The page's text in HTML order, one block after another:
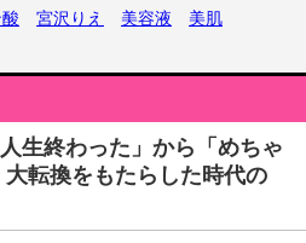
宮沢りえ 美容液 美肌
生終わった」から「めちゃ
転換をもたらした時代の